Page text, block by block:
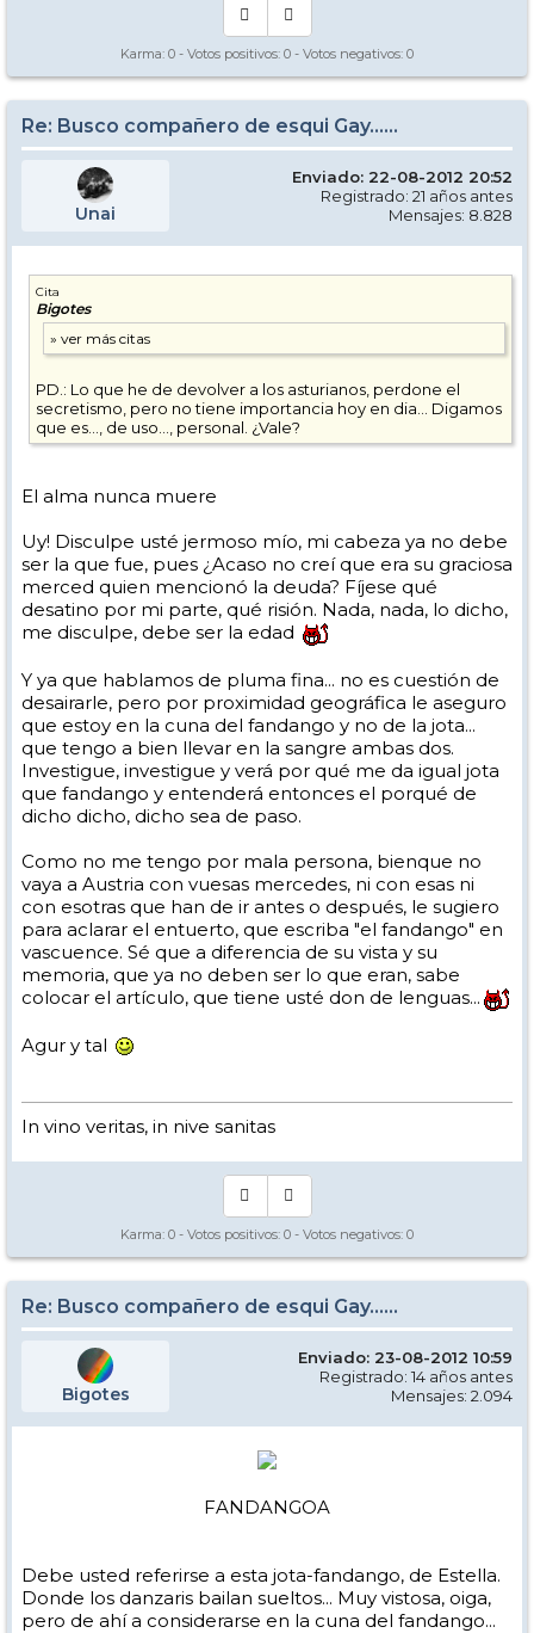
Karma: 0 - Votos positivos: 0 - Votos negativos: 0
Re: Busco compañero de esqui Gay......
Unai
Enviado: 22-08-2012 20:52
Registrado: 21 años antes
Mensajes: 8.828
Cita
Bigotes
PD.: Lo que he de devolver a los asturianos, perdone el
secretismo, pero no tiene importancia hoy en dia... Digamos
que es..., de uso..., personal. ¿Vale?
El alma nunca muere
Uy! Disculpe usté jermoso mío, mi cabeza ya no debe
ser la que fue, pues ¿Acaso no creí que era su graciosa
merced quien mencionó la deuda? Fíjese qué
desatino por mi parte, qué risión. Nada, nada, lo dicho,
me disculpe, debe ser la edad
Y ya que hablamos de pluma fina... no es cuestión de
desairarle, pero por proximidad geográfica le aseguro
que estoy en la cuna del fandango y no de la jota...
que tengo a bien llevar en la sangre ambas dos.
Investigue, investigue y verá por qué me da igual jota
que fandango y entenderá entonces el porqué de
dicho dicho, dicho sea de paso.
Como no me tengo por mala persona, bienque no
vaya a Austria con vuesas mercedes, ni con esas ni
con esotras que han de ir antes o después, le sugiero
para aclarar el entuerto, que escriba "el fandango" en
vascuence. Sé que a diferencia de su vista y su
memoria, que ya no deben ser lo que eran, sabe
colocar el artículo, que tiene usté don de lenguas...
Agur y tal
In vino veritas, in nive sanitas
Karma: 0 - Votos positivos: 0 - Votos negativos: 0
Re: Busco compañero de esqui Gay......
Bigotes
Enviado: 23-08-2012 10:59
Registrado: 14 años antes
Mensajes: 2.094
FANDANGOA
Debe usted referirse a esta jota-fandango, de Estella.
Donde los danzaris bailan sueltos... Muy vistosa, oiga,
pero de ahí a considerarse en la cuna del fandango...